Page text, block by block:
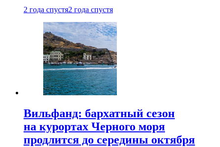
2 года спустя2 года спустя
Вильфанд: бархатный сезон
на курортах Черного моря
продлится до середины октября